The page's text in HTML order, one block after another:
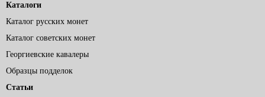
Каталоги
Каталог русских монет
Каталог советских монет
Георгиевские кавалеры
Образцы подделок
Статьи